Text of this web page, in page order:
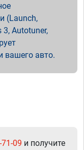
(Launch,
Autotuner,
вашего авто.
09 и получите